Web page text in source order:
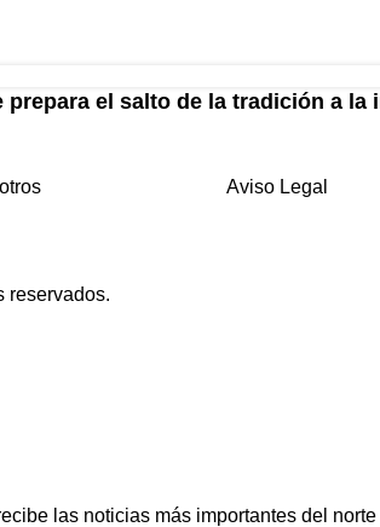
el salto de la tradición a la
Aviso Legal
reservados.
las noticias más importantes del